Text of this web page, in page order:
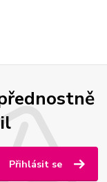
Přihlásit se